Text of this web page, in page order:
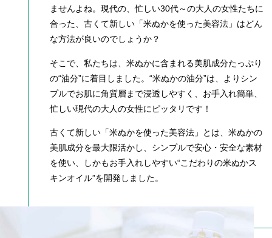
ませんよね。現代の、忙しい30代～の大人の女性たちに
合った、古くて新しい「米ぬかを使った美容法」はどん
な方法が良いのでしょうか？
そこで、私たちは、米ぬかに含まれる美肌成分たっぷり
の“油分”に着目しました。“米ぬかの油分”は、よりシン
プルでお肌に角質層まで浸透しやすく、お手入れ簡単、
忙しい現代の大人の女性にピッタリです！
古くて新しい「米ぬかを使った美容法」とは、米ぬかの
美肌成分を最大限活かし、シンプルで安心・安全な素材
を使い、しかもお手入れしやすい“こだわりの米ぬかス
キンオイル”を開発しました。